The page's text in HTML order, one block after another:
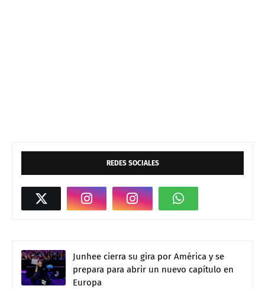
REDES SOCIALES
Junhee cierra su gira por América y se
prepara para abrir un nuevo capítulo en
Europa